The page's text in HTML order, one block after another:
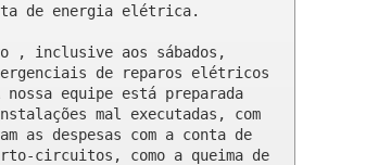
de energia elétrica.
, inclusive aos sábados,
de reparos elétricos
equipe está preparada
mal executadas, com
as despesas com a conta de
circuitos, como a queima de